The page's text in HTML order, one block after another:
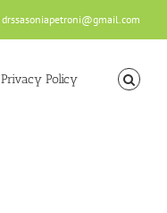
drssasoniapetroni@gmail.com
Privacy Policy